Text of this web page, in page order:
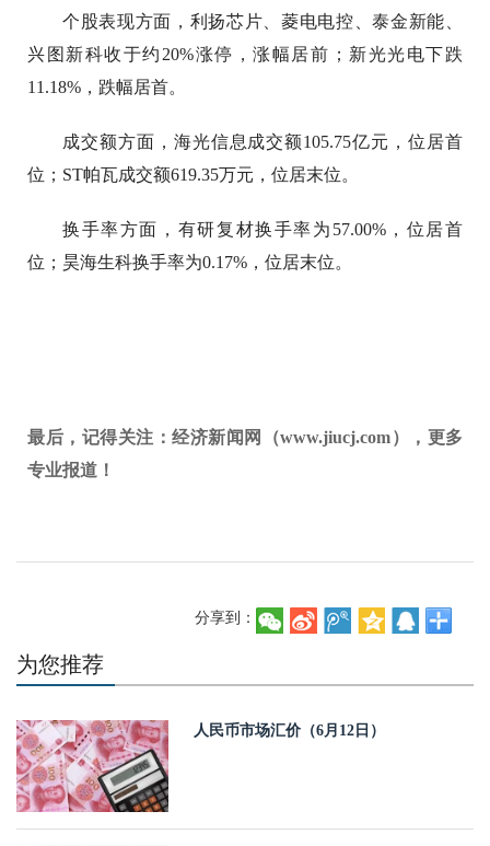
个股表现方面，利扬芯片、菱电电控、泰金新能、
兴图新科收于约20%涨停，涨幅居前；新光光电下跌
11.18%，跌幅居首。
成交额方面，海光信息成交额105.75亿元，位居首
位；ST帕瓦成交额619.35万元，位居末位。
换手率方面，有研复材换手率为57.00%，位居首
位；昊海生科换手率为0.17%，位居末位。
最后，记得关注：经济新闻网（www.jiucj.com），更多
专业报道！
分享到：
为您推荐
人民币市场汇价（6月12日）